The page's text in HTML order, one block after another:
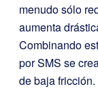
menudo sólo
aumenta
Combinando
por SMS se
de baja fricción.